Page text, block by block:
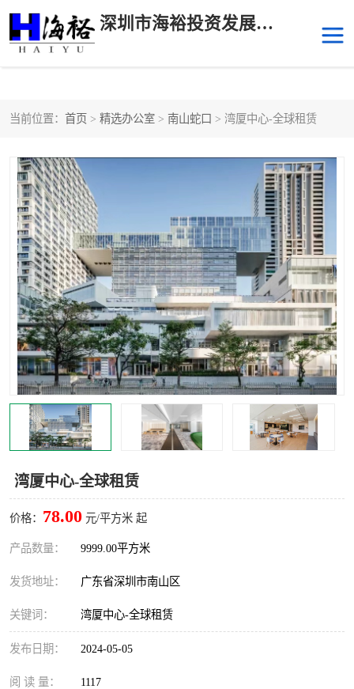
深圳市海裕投资发展有限公司
当前位置： 首页 > 精选办公室 > 南山蛇口 > 湾厦中心-全球租赁
湾厦中心-全球租赁
价格： 78.00 元/平方米 起
产品数量： 9999.00平方米
发货地址： 广东省深圳市南山区
关键词： 湾厦中心-全球租赁
发布日期： 2024-05-05
阅 读 量： 1117
科技园中区
前海 深圳湾科技生态园
福田中心区写字楼租赁 宝安中心区
深圳宝安 福田车公庙
罗湖水贝 南山南油
龙华 罗湖区
宝安区 西乡
兴东 石岩
福田华强北
南山后海
南山区
南头